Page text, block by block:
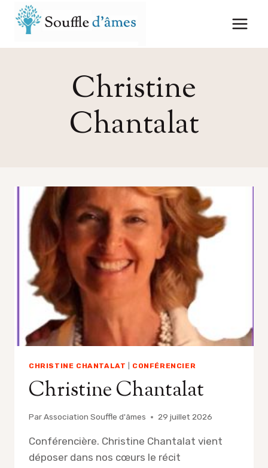
Aller
Christine
Chantalat
CHRISTINE CHANTALAT CONFÉRENCIER
Christine Chantalat
ParAssociation Souffle d'âmes 29 juillet 2026
Conférencière. Christine Chantalat vient
déposer dans nos cœurs le récit